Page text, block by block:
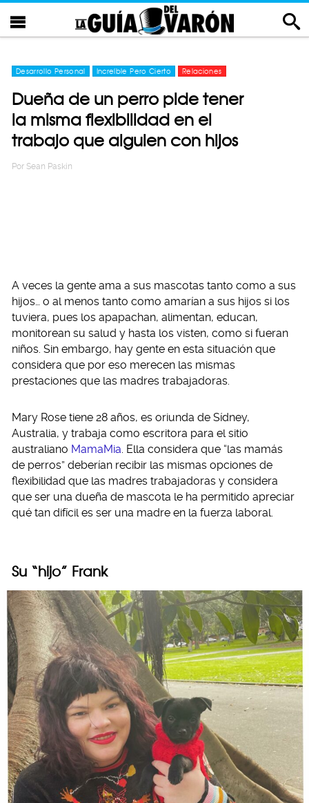
Desarrollo Personal Increíble Pero Cierto Relaciones
Dueña de un perro pide tener
la misma flexibilidad en el
trabajo que alguien con hijos
Por Sean Paskin
A veces la gente ama a sus mascotas tanto como a sus
hijos… o al menos tanto como amarían a sus hijos si los
tuviera, pues los apapachan, alimentan, educan,
monitorean su salud y hasta los visten, como si fueran
niños. Sin embargo, hay gente en esta situación que
considera que por eso merecen las mismas
prestaciones que las madres trabajadoras.
Mary Rose tiene 28 años, es oriunda de Sídney,
Australia, y trabaja como escritora para el sitio
australiano MamaMia. Ella considera que “las mamás
de perros” deberían recibir las mismas opciones de
flexibilidad que las madres trabajadoras y considera
que ser una dueña de mascota le ha permitido apreciar
qué tan difícil es ser una madre en la fuerza laboral.
Su “hijo” Frank